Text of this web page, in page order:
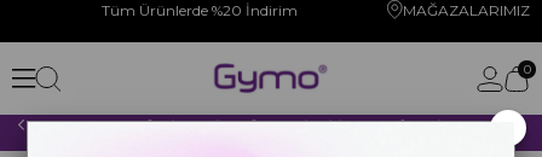
Tüm Ürünlerde %20 İndirim MAĞAZALARIMIZ
0
2000 TL VE ÜZERİ YAPACAĞINIZ TÜM ALIŞVERİŞLERİNİZDE KARGO ÜCRETSİZ!